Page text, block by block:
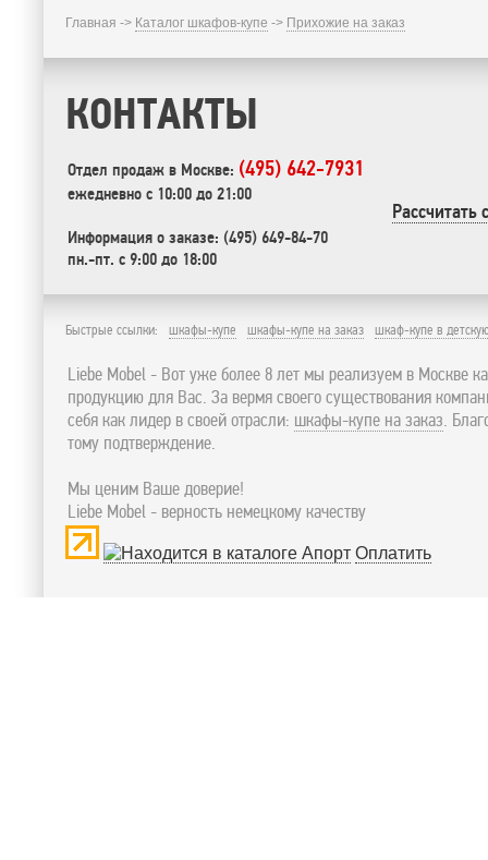
Главная -> Каталог шкафов-купе -> Прихожие на заказ
КОНТАКТЫ
Отдел продаж в Москве: (495) 642-7931
ежедневно с 10:00 до 21:00
Информация о заказе: (495) 649-84-70
пн.-пт. с 9:00 до 18:00
Быстрые ссылки: шкафы-купе шкафы-купе на заказ шкаф-купе в
Liebe Mobel - Вот уже более 8 лет мы реализуем в Москве
продукцию для Вас. За вермя своего существования
себя как лидер в своей отрасли: шкафы-купе на заказ.
тому подтверждение.
Мы ценим Ваше доверие!
Liebe Mobel - верность немецкому качеству
Оплатить